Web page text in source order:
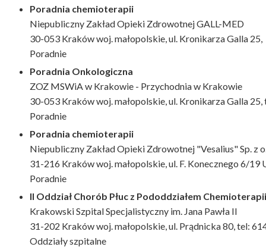
Poradnia chemioterapii
Niepubliczny Zakład Opieki Zdrowotnej GALL-MED
30-053 Kraków woj. małopolskie, ul. Kronikarza Galla 25,
Poradnie
Poradnia Onkologiczna
ZOZ MSWiA w Krakowie - Przychodnia w Krakowie
30-053 Kraków woj. małopolskie, ul. Kronikarza Galla
Poradnie
Poradnia chemioterapii
Niepubliczny Zakład Opieki Zdrowotnej "Vesalius" Sp. z
31-216 Kraków woj. małopolskie, ul. F. Konecznego 6/19
Poradnie
II Oddział Chorób Płuc z Pododdziałem Chemioterapii
Krakowski Szpital Specjalistyczny im. Jana Pawła II
31-202 Kraków woj. małopolskie, ul. Prądnicka 80, tel:
Oddziały szpitalne